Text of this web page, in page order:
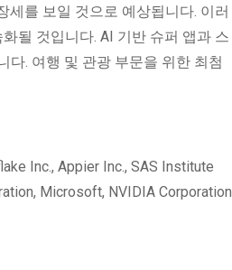
세를 보일 것으로 예상됩니다. 이러
될 것입니다. AI 기반 슈퍼 앱과 스
다. 여행 및 관광 부문을 위한 최첨
Inc., Appier Inc., SAS Institute
Microsoft, NVIDIA Corporation